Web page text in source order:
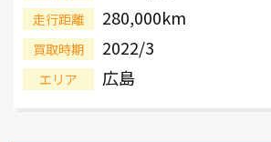
走行距離 280,000km
買取時期 2022/3
エリア 広島